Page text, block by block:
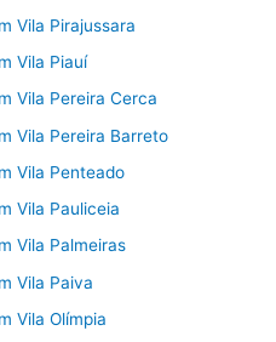
Vila Pirajussara
Vila Piauí
Vila Pereira Cerca
Vila Pereira Barreto
Vila Penteado
Vila Pauliceia
Vila Palmeiras
Vila Paiva
Vila Olímpia